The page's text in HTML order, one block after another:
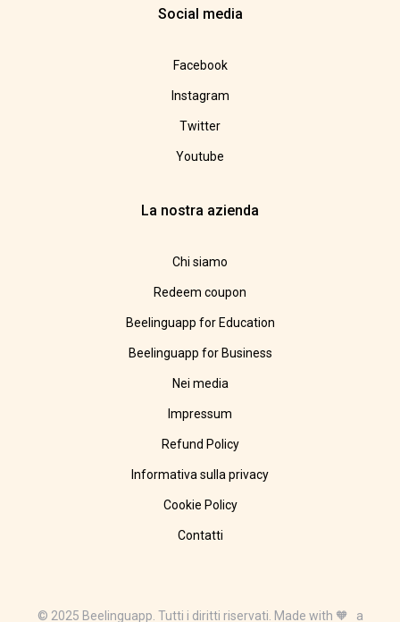
Social media
Facebook
Instagram
Twitter
Youtube
La nostra azienda
Chi siamo
Redeem coupon
Beelinguapp for Education
Beelinguapp for Business
Nei media
Impressum
Refund Policy
Informativa sulla privacy
Cookie Policy
Contatti
© 2025 Beelinguapp. Tutti i diritti riservati. Made with 🧡 a